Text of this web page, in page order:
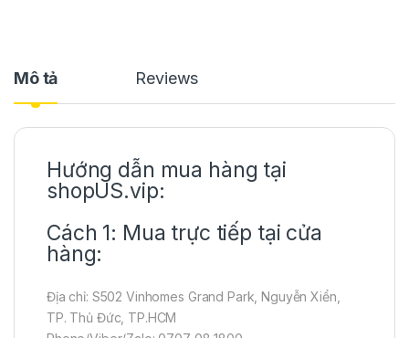
Mô tả Reviews
Hướng dẫn mua hàng tại
shopUS.vip:
Cách 1: Mua trực tiếp tại cửa
hàng:
Địa chỉ: S502 Vinhomes Grand Park, Nguyễn Xiển,
TP. Thủ Đức, TP.HCM